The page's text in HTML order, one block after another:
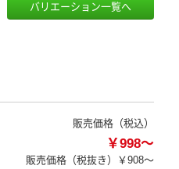
バリエーション一覧へ
販売価格（税込）
￥998～
販売価格（税抜き） ￥908～